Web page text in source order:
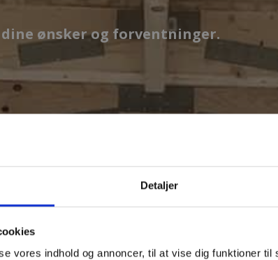
Detaljer
vores indhold og annoncer, til at vise dig funktioner til
ønsker og forventninger.